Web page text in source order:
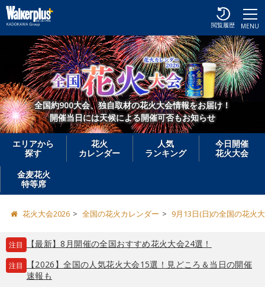
MENU
閲覧履歴
全国約900大会、独自取材の花火大会情報をお届け！
開催当日には天候による開催可否もお知らせ
エリアから
探す
花火
カレンダー
人気
ランキング
今日開催
花火大会
金麦花火
特等席
花火大会2026 全国の花火カレンダー 9月13日(日)の全国の花火
注目 【最新】8月開催の全国おすすめ花火大会24選！
注目
【2026】全国の人気花火大会15選！見どころ＆当日の開催
速報も